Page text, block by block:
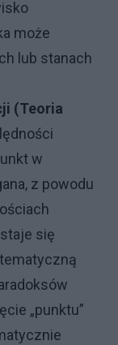
może
lub stanach
(Teoria
w
z powodu
się
„punktu”